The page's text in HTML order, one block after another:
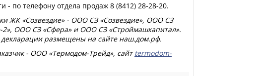
- по телефону отдела продаж 8 (8412) 28-28-20.
ЖК «Созвездие» - ООО СЗ «Созвездие», ООО СЗ
2», ООО СЗ «Сфера» и ООО СЗ «Строймашкапитал».
размещены на сайте наш.дом.рф.
- ООО «Термодом-Трейд», сайт termodom-